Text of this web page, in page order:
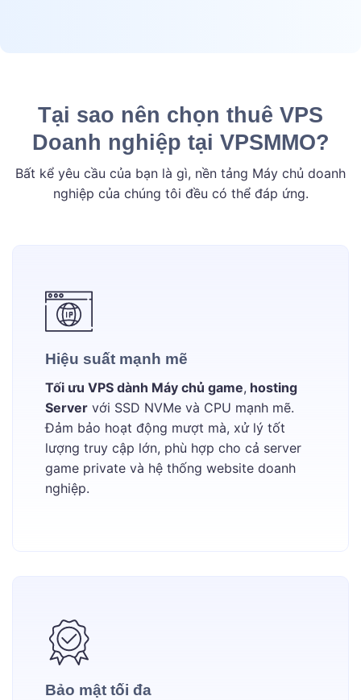
Tại sao nên chọn thuê VPS
Doanh nghiệp tại VPSMMO?
Bất kể yêu cầu của bạn là gì, nền tảng Máy chủ doanh
nghiệp của chúng tôi đều có thể đáp ứng.
Hiệu suất mạnh mẽ
Tối ưu VPS dành Máy chủ game, hosting
Server với SSD NVMe và CPU mạnh mẽ.
Đảm bảo hoạt động mượt mà, xử lý tốt
lượng truy cập lớn, phù hợp cho cả server
game private và hệ thống website doanh
nghiệp.
Bảo mật tối đa